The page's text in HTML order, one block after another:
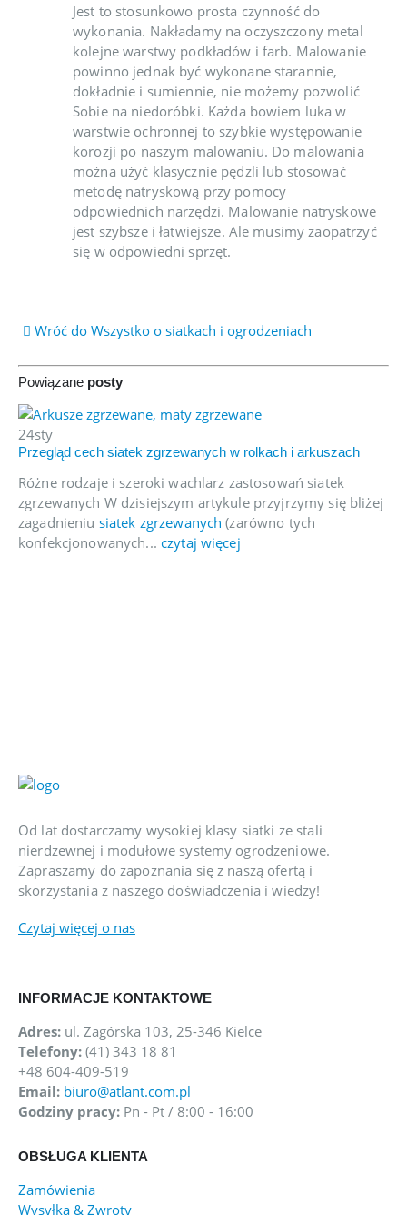
Jest to stosunkowo prosta czynność do
wykonania. Nakładamy na oczyszczony metal
kolejne warstwy podkładów i farb. Malowanie
powinno jednak być wykonane starannie,
dokładnie i sumiennie, nie możemy pozwolić
Sobie na niedoróbki. Każda bowiem luka w
warstwie ochronnej to szybkie występowanie
korozji po naszym malowaniu. Do malowania
można użyć klasycznie pędzli lub stosować
metodę natryskową przy pomocy
odpowiednich narzędzi. Malowanie natryskowe
jest szybsze i łatwiejsze. Ale musimy zaopatrzyć
się w odpowiedni sprzęt.
Wróć do Wszystko o siatkach i ogrodzeniach
Powiązane posty
24sty
Przegląd cech siatek zgrzewanych w rolkach i arkuszach
Różne rodzaje i szeroki wachlarz zastosowań siatek
zgrzewanych W dzisiejszym artykule przyjrzymy się bliżej
zagadnieniu siatek zgrzewanych (zarówno tych
konfekcjonowanych... czytaj więcej
Od lat dostarczamy wysokiej klasy siatki ze stali
nierdzewnej i modułowe systemy ogrodzeniowe.
Zapraszamy do zapoznania się z naszą ofertą i
skorzystania z naszego doświadczenia i wiedzy!
Czytaj więcej o nas
INFORMACJE KONTAKTOWE
Adres: ul. Zagórska 103, 25-346 Kielce
Telefony: (41) 343 18 81
+48 604-409-519
Email: biuro@atlant.com.pl
Godziny pracy: Pn - Pt / 8:00 - 16:00
OBSŁUGA KLIENTA
Zamówienia
Wysyłka & Zwroty